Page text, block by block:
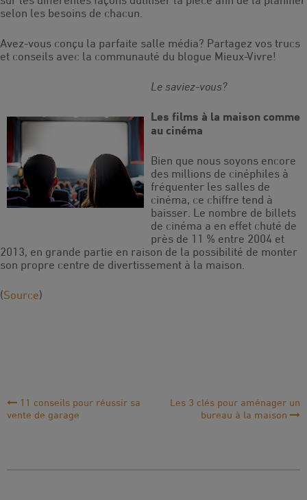
selon les besoins de chacun.
Avez-vous conçu la parfaite salle média? Partagez vos trucs
et conseils avec la communauté du blogue Mieux-Vivre!
Le saviez-vous?
Les films à la maison comme
au cinéma
Bien que nous soyons encore
des millions de cinéphiles à
fréquenter les salles de
cinéma, ce chiffre tend à
baisser. Le nombre de billets
de cinéma a en effet chuté de
près de 11 % entre 2004 et
2013, en grande partie en raison de la possibilité de monter
son propre centre de divertissement à la maison.
(Source)
Navigation
11 conseils pour réussir sa
vente de garage
Les 3 clés pour aménager un
bureau à la maison